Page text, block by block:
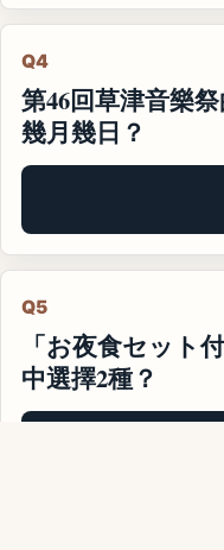
Q4
第46回草津音樂
幾月幾日？
Q5
「お夜食セット
中選擇2種？